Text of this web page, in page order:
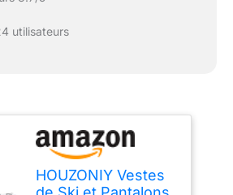
utilisateurs
HOUZONIY Vestes